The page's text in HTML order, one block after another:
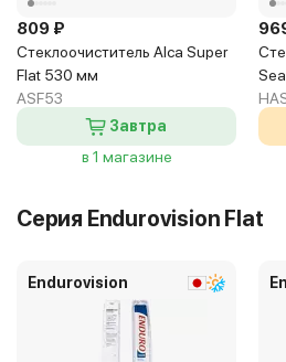
809 ₽
Стеклоочиститель Alca Super
Flat 530 мм
ASF53
Завтра
в 1 магазине
Серия Endurovision Flat
Endurovision